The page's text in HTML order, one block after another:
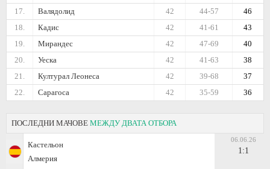
17.
Валядолид 46
44-57
42
18.
Кадис 43
41-61
42
19.
Мирандес 40
47-69
42
20.
Уеска 38
41-63
42
21.
Културал Леонеса 37
39-68
42
22.
Сарагоса 36
35-59
42
ПОСЛЕДНИ МАЧОВЕ МЕЖДУ ДВАТА ОТБОРА
Кастельон
Алмерия
06.06.26
1:1